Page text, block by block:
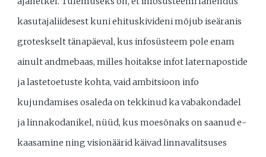
kasutajaliidesest kuni ehituskivideni mõjub iseäranis
groteskselt tänapäeval, kus infosüsteem pole enam
ainult andmebaas, milles hoitakse infot laternapostide
ja lastetoetuste kohta, vaid ambitsioon info
kujundamises osaleda on tekkinud ka vabakondadel
ja linnakodanikel, nüüd, kus moesõnaks on saanud e-
kaasamine ning visionäärid käivad linnavalitsuses